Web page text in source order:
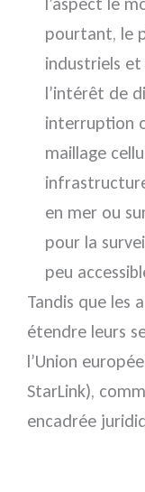
pourtant, le
industriels
l’intérêt de
interruption
maillage
en mer ou
pour la
peu
Tandis que les
étendre leurs
l’Union
StarLink),
encadrée